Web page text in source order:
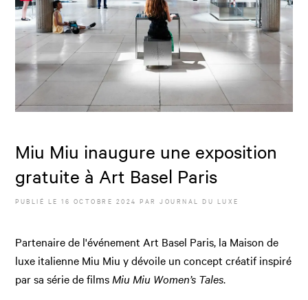
Miu Miu inaugure une exposition
gratuite à Art Basel Paris
PUBLIÉ LE16 OCTOBRE 2024 PAR JOURNAL DU LUXE
Partenaire de l'événement Art Basel Paris, la Maison de
luxe italienne Miu Miu y dévoile un concept créatif inspiré
par sa série de films Miu Miu Women’s Tales.